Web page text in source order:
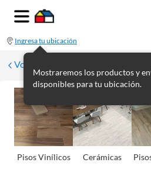
Ingresa tu ubicación
Mostraremos los productos y
disponibles para tu ubicación.
Volver
Pisos Viní­licos Cerámicas